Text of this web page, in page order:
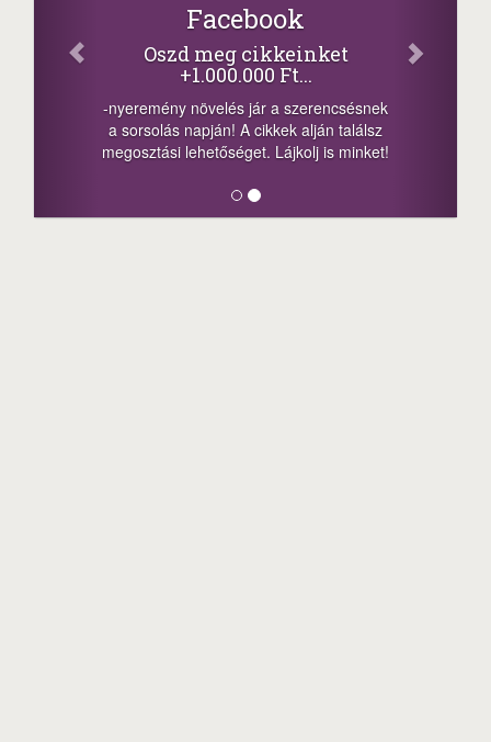
Facebook
Oszd meg cikkeinket
+1.000.000 Ft...
-nyeremény növelés jár a szerencsésnek
a sorsolás napján! A cikkek alján találsz
megosztási lehetőséget. Lájkolj is minket!